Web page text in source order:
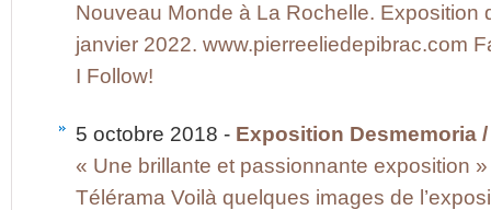
Nouveau Monde à La Rochelle. Exposition
janvier 2022. www.pierreeliedepibrac.com
I Follow!
5 octobre 2018 - Exposition Desmemoria
« Une brillante et passionnante exposition
Télérama Voilà quelques images de